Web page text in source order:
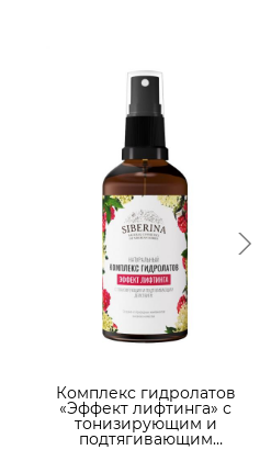
Комплекс гидролатов
«Эффект лифтинга» с
тонизирующим и
подтягивающим